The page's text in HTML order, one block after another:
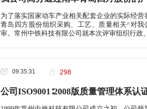
为了落实国家动车产业相关配套企业的实际经
青岛四方股份组织采购、工艺、质量相关^对
审。常州中铁科技有限公司就本次评审组织行
09:35:31 298
公司ISO9001∶2008版质量管理体系认